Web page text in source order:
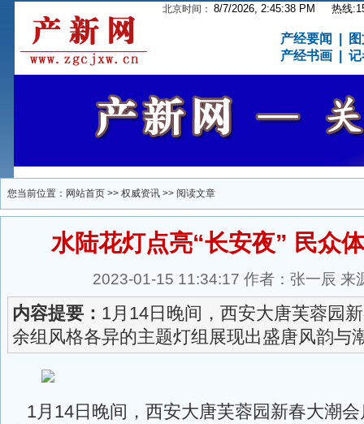
北京时间： 8/7/2026, 2:45:39 PM 热线
产经要闻
产经书画
记
您当前位置： 网站首页 >> 权威资讯 >> 阅读文章
水陆花灯点亮“长安夜” 民众
2023-01-15 11:34:17 作者：张一辰
内容提要： 1月14日晚间，西安大唐芙蓉园
余组风格各异的主题灯组展现出盛唐风韵与
1月14日晚间，西安大唐芙蓉园新春大潮